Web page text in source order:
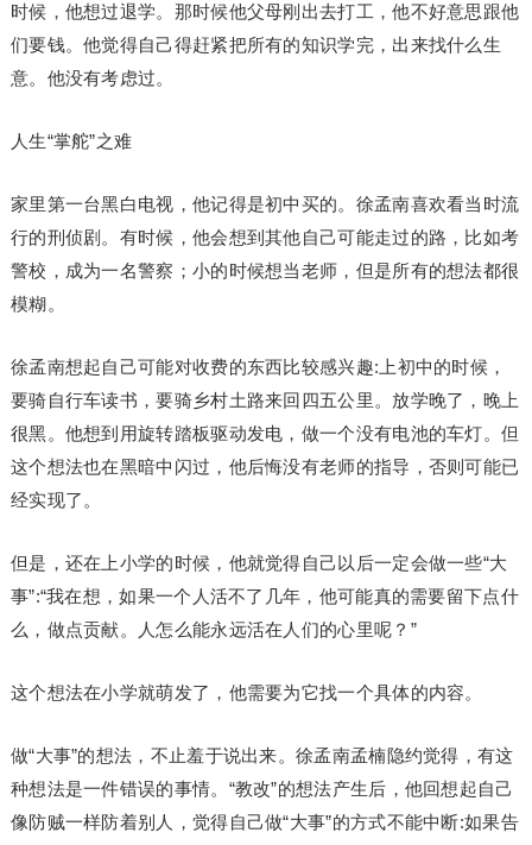
时候，他想过退学。那时候他父母刚出去打工，他不好意思跟他
们要钱。他觉得自己得赶紧把所有的知识学完，出来找什么生
意。他没有考虑过。
人生“掌舵”之难
家里第一台黑白电视，他记得是初中买的。徐孟南喜欢看当时流
行的刑侦剧。有时候，他会想到其他自己可能走过的路，比如考
警校，成为一名警察；小的时候想当老师，但是所有的想法都很
模糊。
徐孟南想起自己可能对收费的东西比较感兴趣:上初中的时候，
要骑自行车读书，要骑乡村土路来回四五公里。放学晚了，晚上
很黑。他想到用旋转踏板驱动发电，做一个没有电池的车灯。但
这个想法也在黑暗中闪过，他后悔没有老师的指导，否则可能已
经实现了。
但是，还在上小学的时候，他就觉得自己以后一定会做一些“大
事”:“我在想，如果一个人活不了几年，他可能真的需要留下点什
么，做点贡献。人怎么能永远活在人们的心里呢？”
这个想法在小学就萌发了，他需要为它找一个具体的内容。
做“大事”的想法，不止羞于说出来。徐孟南孟楠隐约觉得，有这
种想法是一件错误的事情。“教改”的想法产生后，他回想起自己
像防贼一样防着别人，觉得自己做“大事”的方式不能中断:如果告